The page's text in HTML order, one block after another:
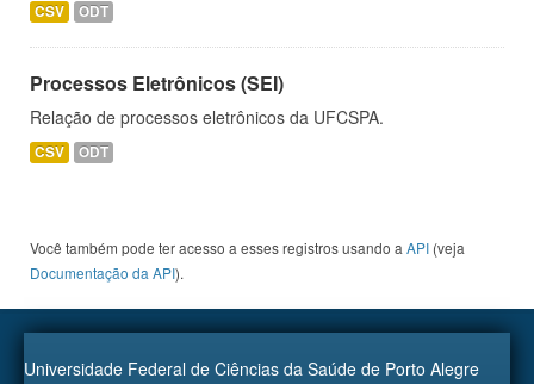
CSV ODT
Processos Eletrônicos (SEI)
Relação de processos eletrônicos da UFCSPA.
CSV ODT
Você também pode ter acesso a esses registros usando a API (veja
Documentação da API).
Universidade Federal de Ciências da Saúde de Porto Alegre